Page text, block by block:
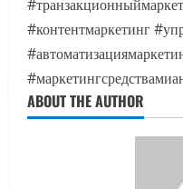
#контентмаркетинг
ABOUT THE AUTHOR